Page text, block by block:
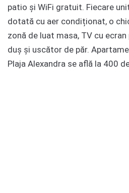
patio și WiFi gratuit. Fiecare
dotată cu aer condiționat, o
zonă de luat masa, TV cu
duș și uscător de păr.
Plaja Alexandra se află la 400